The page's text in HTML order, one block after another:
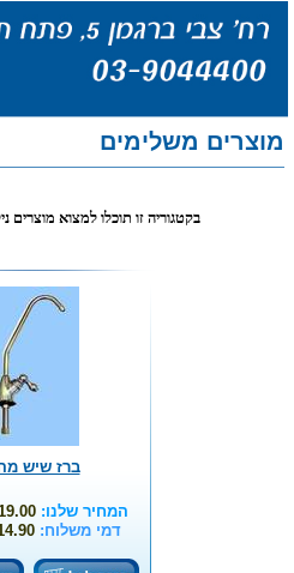
מוצרים משלימים
בקטגוריה זו תוכלו למצוא מוצרים
ברז שיש
המחיר שלנו:
דמי משלוח: